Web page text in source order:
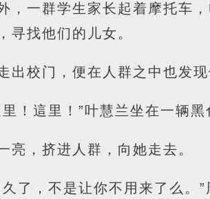
，一群学生家长起着摩托车
寻找他们的儿女。
出校门，便在人群之中也发
里！這里！”叶慧兰坐在一辆
亮，挤进人群，向她走去。
久了，不是让你不用来了么。